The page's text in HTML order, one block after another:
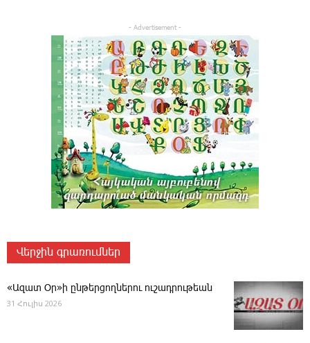
- Advertisement -
Վերջին գրառումներ
«Ազատ Օր»ի ընթերցողներու ուշադրութեան
31 Հուլիս 2026